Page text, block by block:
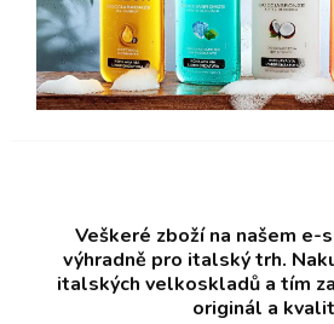
Veškeré zboží na našem e-
výhradně pro italský trh.
italských velkoskladů a tím
originál a